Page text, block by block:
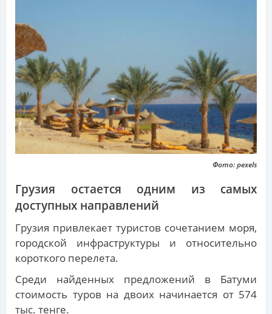
Фото: pexels
Грузия остается одним из самых
доступных направлений
Грузия привлекает туристов сочетанием моря,
городской инфраструктуры и относительно
короткого перелета.
Среди найденных предложений в Батуми
стоимость туров на двоих начинается от 574
тыс. тенге.